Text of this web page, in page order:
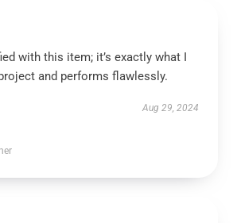
with this item; it’s exactly what I
and performs flawlessly.
Aug 29, 2024